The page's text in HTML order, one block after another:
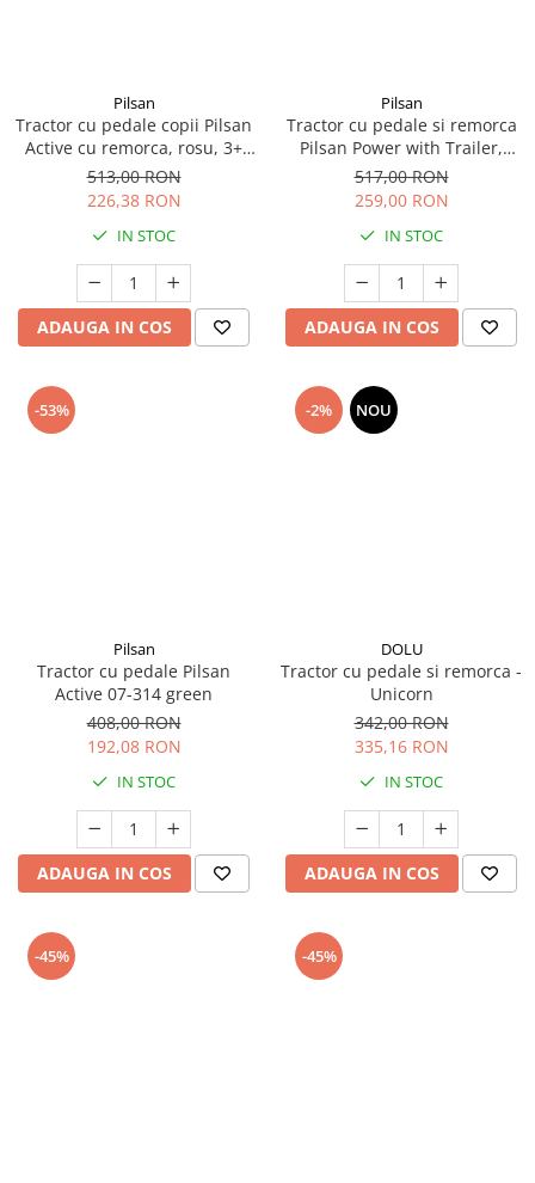
Insecte si paianjeni
Lumea preistorica
Ocean si gheata
Reptile si amfibieni
Viata la ferma
Bancuri de lucru cu unelte
Constructii, cuburi, forme si culori
Corturi de joaca
Jucarii de rol
Jucarii pentru baie
Pilsan
Tractor cu pedale copii Pilsan
Active cu remorca, rosu, 3+
ani
513,00 RON
226,38 RON
IN STOC
ADAUGA IN COS
Pilsan
Tractor cu pedale si remorca
Pilsan Power with Trailer,
Albastru
517,00 RON
259,00 RON
IN STOC
ADAUGA IN COS
-53%
Pilsan
Tractor cu pedale Pilsan
Active 07-314 green
408,00 RON
192,08 RON
IN STOC
ADAUGA IN COS
-2% NOU
DOLU
Tractor cu pedale si remorca -
Unicorn
342,00 RON
335,16 RON
IN STOC
ADAUGA IN COS
-45% -45%